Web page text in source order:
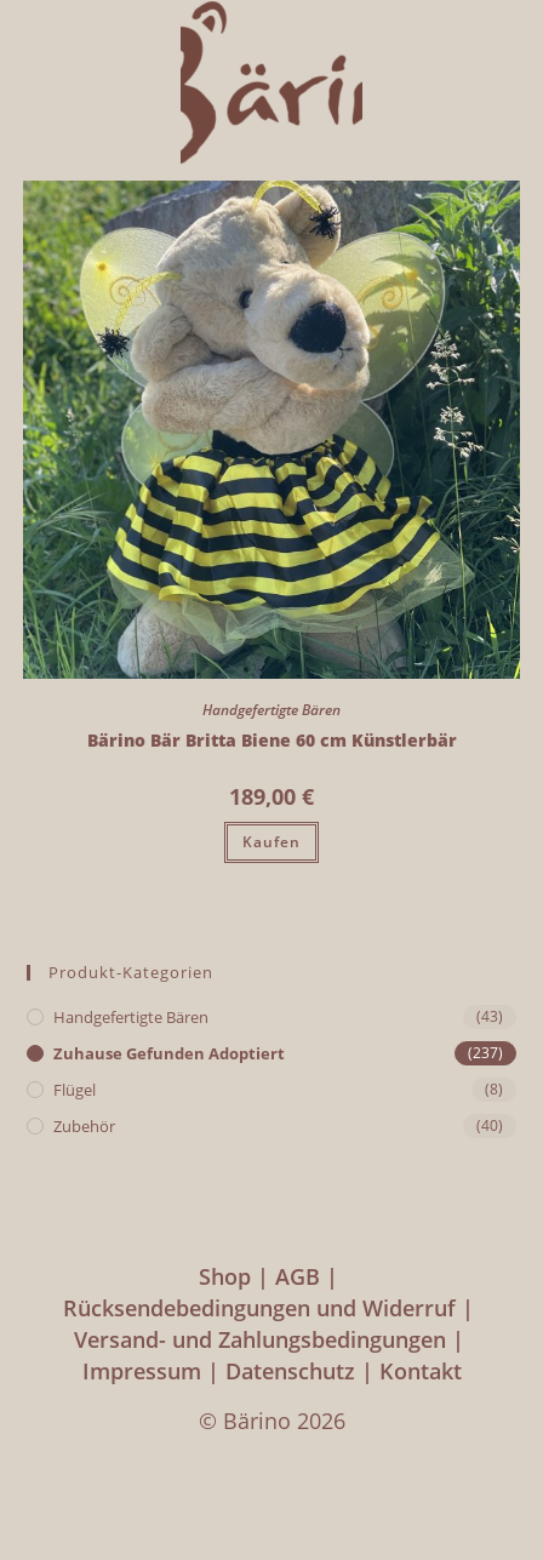
Handgefertigte Bären
Bärino Bär Britta Biene 60 cm Künstlerbär
189,00 €
Kaufen
Produkt-Kategorien
Handgefertigte Bären (43)
Zuhause Gefunden Adoptiert (237)
Flügel (8)
Zubehör (40)
Shop
AGB
Rücksendebedingungen und Widerruf
Versand- und Zahlungsbedingungen
Impressum
Datenschutz
Kontakt
© Bärino 2026